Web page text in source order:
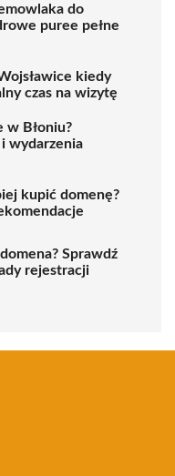
do
puree pełne
kiedy
czas na wizytę
w Błoniu?
wydarzenia
kupić domenę?
Sprawdź
rejestracji